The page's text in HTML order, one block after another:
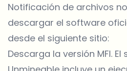
Notificación de archivos
descargar el software
desde el siguiente sitio:
Descarga la versión MFI.